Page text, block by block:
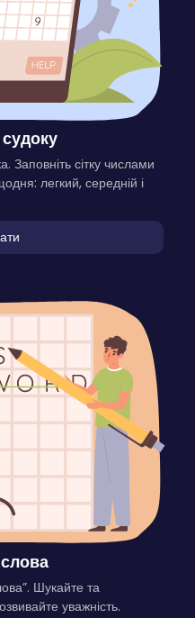
Заповніть сітку числами
легкий, середній і
Шукайте та
уважність.